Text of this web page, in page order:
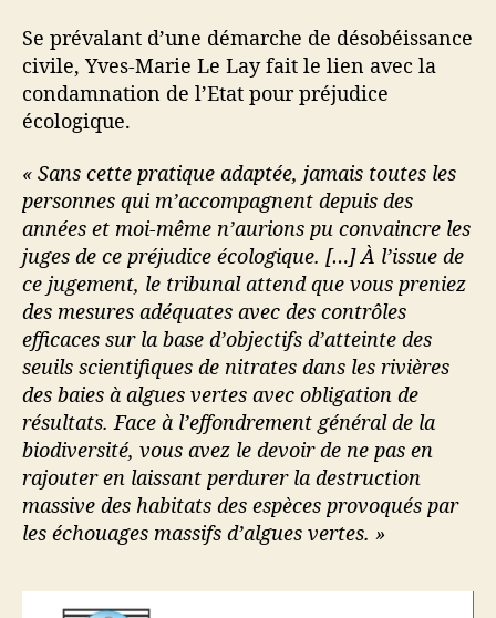
Se prévalant d’une démarche de désobéissance
civile, Yves-Marie Le Lay fait le lien avec la
condamnation de l’Etat pour préjudice
écologique.
« Sans cette pratique adaptée, jamais toutes les
personnes qui m’accompagnent depuis des
années et moi-même n’aurions pu convaincre les
juges de ce préjudice écologique. […] À l’issue de
ce jugement, le tribunal attend que vous preniez
des mesures adéquates avec des contrôles
efficaces sur la base d’objectifs d’atteinte des
seuils scientifiques de nitrates dans les rivières
des baies à algues vertes avec obligation de
résultats. Face à l’effondrement général de la
biodiversité, vous avez le devoir de ne pas en
rajouter en laissant perdurer la destruction
massive des habitats des espèces provoqués par
les échouages massifs d’algues vertes. »